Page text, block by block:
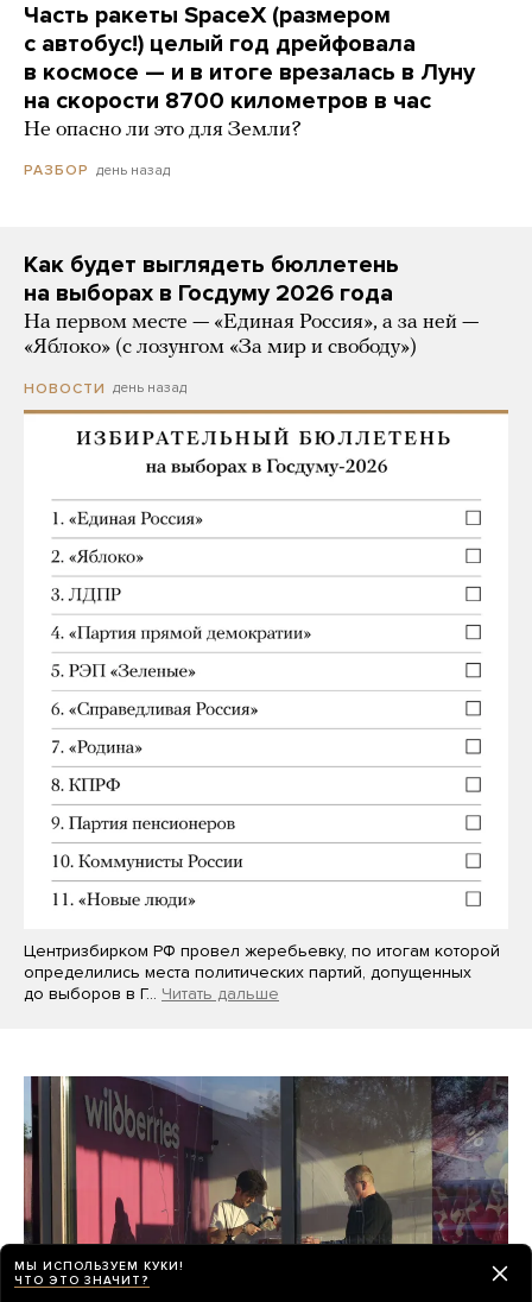
Часть ракеты SpaceX (размером
с автобус!) целый год дрейфовала
в космосе — и в итоге врезалась в Луну
на скорости 8700 километров в час
Не опасно ли это для Земли?
РАЗБОР день назад
Как будет выглядеть бюллетень
на выборах в Госдуму 2026 года
На первом месте — «Единая Россия», а за ней —
«Яблоко» (с лозунгом «За мир и свободу»)
НОВОСТИ день назад
Центризбирком РФ провел жеребьевку, по итогам которой
определились места политических партий, допущенных
до выборов в Г… Читать дальше
МЫ ИСПОЛЬЗУЕМ КУКИ!
ЧТО ЭТО ЗНАЧИТ?